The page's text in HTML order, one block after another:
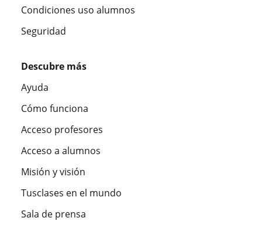
Condiciones uso alumnos
Seguridad
Descubre más
Ayuda
Cómo funciona
Acceso profesores
Acceso a alumnos
Misión y visión
Tusclases en el mundo
Sala de prensa